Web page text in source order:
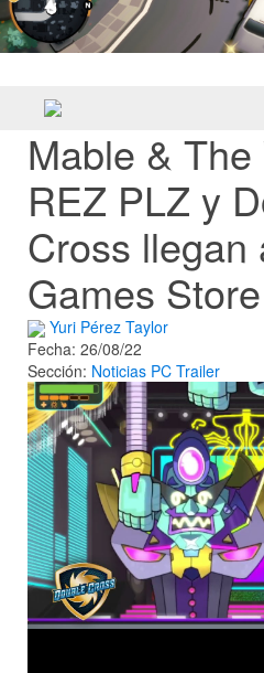
Mable & The
REZ PLZ y
Cross llegan
Games Store
Yuri Pérez Taylor
Fecha: 26/08/22
Sección: Noticias PC Trailer